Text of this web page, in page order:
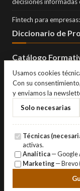
Fintech para
Diccionario de
Catálogo
Aviso Legal·
Usamos cookies
Con su
y enviamos la
Solo necesarias
Técnicas
activas.
Analítica — Google
Marketing — Brevo